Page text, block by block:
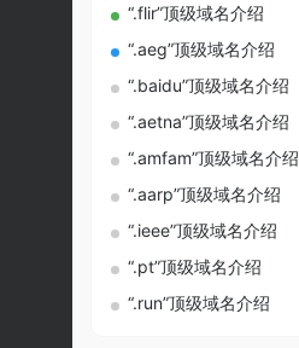
“.flir”顶级域名介绍
“.aeg”顶级域名介绍
“.baidu”顶级域名介绍
“.aetna”顶级域名介绍
“.amfam”顶级域名介绍
“.aarp”顶级域名介绍
“.ieee”顶级域名介绍
“.pt”顶级域名介绍
“.run”顶级域名介绍